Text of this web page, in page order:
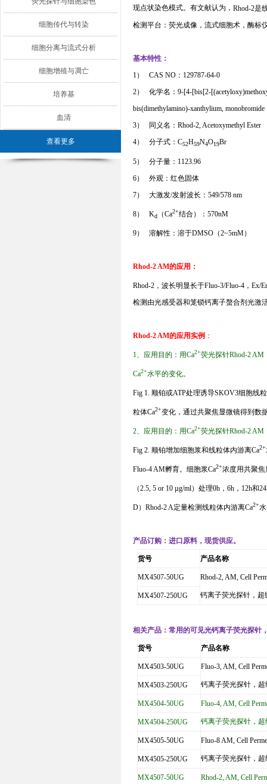
细胞传代与转染
细胞分离与流式分析
细胞增殖与凋亡
培养基
血清
查看更多
现点状染色模式。有文献认为， Rhod-2是
检测平台：荧光成像，流式细胞术，酶标
基本特性：
1） CAS NO ： 129787-64-0
2） 化学名： 9-[4-[bis[2-
bis(dimethylamino)-xanthylium, monobromide
3）
同义名： Rhod-2, Acetoxymethyl Ester
4） 分子式： C52H59N4O19Br
5） 分子量： 1123.96
6） 外观：红色固体
7） 大激发/发射波长： 549/578 nm
8） Kd （Ca2+结合）： 570nM
9） 溶解性： 溶于DMSO （2~5mM）
Rhod-2 AM的应用 ：
Rhod-2 ，波长明显长于Fluo-3/Fluo-4 ， Ex/
检测 由光感受器和笼锁钙离子螯合剂光激
Rhod-2 AM的应用实例 ：
1、应用目的：用Ca2+荧光探针Rhod-2 AM
Ca2+水平的变化。
Fig 1. 顺铂或ATP处理诱导SKOV3细胞线
粒体Ca2+变化，通过共聚焦显微镜得到数
2、应用目的：用Ca2+荧光探针Rhod-2 AM
Fig 2. 顺铂增加细胞浆和线粒体内游离Ca2+
Fluo-4 AM孵育。细胞浆Ca2+浓度用共聚
（2.5, 5 or 10 µg/ml）处理0h ， 6h ， 12h和
D） Rhod-2 A定量检测线粒体内游离Ca2+
产品订购：进口原料，现货供应。
货号 产品名称
MX4507-50UG Rhod-2, AM, Cell
钙离子荧光探针，超
MX4507-250UG
相关产品 ：常用的可见光钙离子荧光探针
货号 产品名称
MX4503-50UG Fluo-3, AM, Cell
钙离子荧光探针，超
MX4503-250UG
MX4504-50UG Fluo-4, AM, Cell
钙离子荧光探针，超
MX4504-250UG
MX4505-50UG Fluo-8 AM, Cell
钙离子荧光探针，超
MX4505-250UG
MX4507-50UG Rhod-2, AM, Cell